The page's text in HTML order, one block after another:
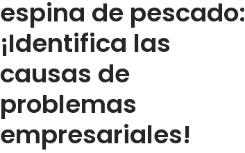
espina de pescado:
¡Identifica las
causas de
problemas
empresariales!